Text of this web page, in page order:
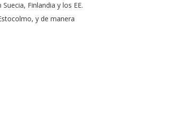
Finlandia y los EE.
y de manera